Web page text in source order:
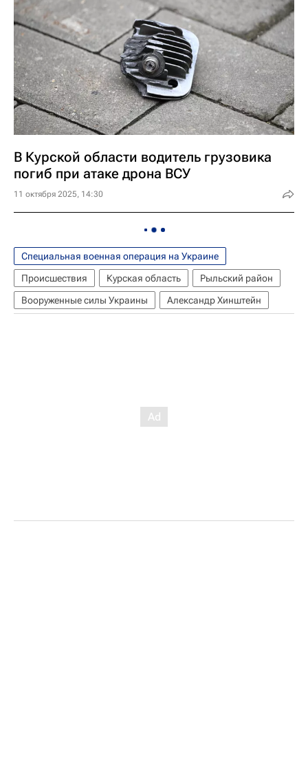
В Курской области водитель грузовика
погиб при атаке дрона ВСУ
11 октября 2025, 14:30
Специальная военная операция на Украине
Происшествия
Курская область
Рыльский район
Вооруженные силы Украины
Александр Хинштейн